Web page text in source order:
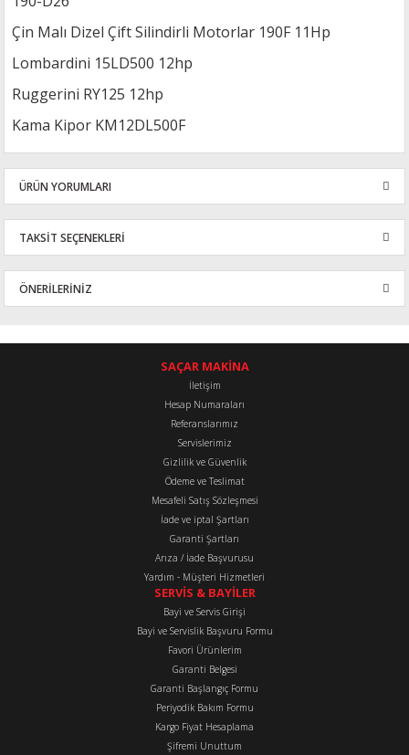
Çin Malı Dizel Çift Silindirli Motorlar 190F 11Hp
Lombardini 15LD500 12hp
Ruggerini RY125 12hp
Kama Kipor KM12DL500F
ÜRÜN YORUMLARI
Bu ürüne ilk yorumu siz yapın!
TAKSİT SEÇENEKLERİ
ÖNERİLERİNİZ
konularda yetersiz gördüğünüz noktaları öneri formunu kullanarak
Görüş ve önerileriniz için teşekkür ederiz.
Ürün resmi kalitesiz, bozuk veya görüntülenemiyor.
Ürün bilgilerinde hatalar bulunuyor.
Ürün fiyatı diğer sitelerden daha pahalı.
Bu ürüne benzer farklı alternatifler olmalı.
Gönder
SAÇAR MAKİNA
İletişim
Hesap Numaraları
Referanslarımız
Servislerimiz
Gizlilik ve Güvenlik
Ödeme ve Teslimat
Mesafeli Satış Sözleşmesi
İade ve iptal Şartları
Garanti Şartları
Arıza / İade Başvurusu
Yardım - Müşteri Hizmetleri
SERVİS & BAYİLER
Bayi ve Servis Girişi
Bayi ve Servislik Başvuru Formu
Favori Ürünlerim
Garanti Belgesi
Garanti Başlangıç Formu
Periyodik Bakım Formu
Kargo Fiyat Hesaplama
Şifremi Unuttum